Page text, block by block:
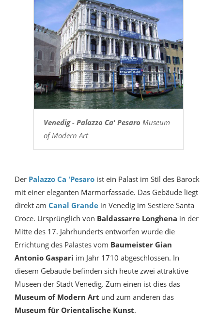
Venedig - Palazzo Ca' Pesaro Museum
of Modern Art
Der Palazzo Ca 'Pesaro ist ein Palast im Stil des Barock
mit einer eleganten Marmorfassade. Das Gebäude liegt
direkt am Canal Grande in Venedig im Sestiere Santa
Croce. Ursprünglich von Baldassarre Longhena in der
Mitte des 17. Jahrhunderts entworfen wurde die
Errichtung des Palastes vom Baumeister Gian
Antonio Gaspari im Jahr 1710 abgeschlossen. In
diesem Gebäude befinden sich heute zwei attraktive
Museen der Stadt Venedig. Zum einen ist dies das
Museum of Modern Art und zum anderen das
Museum für Orientalische Kunst.